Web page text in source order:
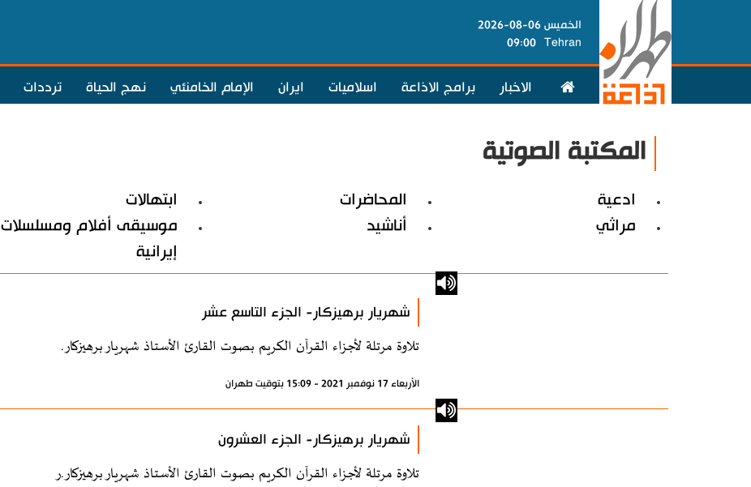
الخميس 06-08-2026
Tehran
09:00
الاخبار برامج الاذاعة اسلاميات ايران الإمام الخامنئي نهج الحياة ترددات
المكتبة الصوتية
ادعية المحاضرات ابتهالات
مراثي
أناشيد
موسيقى أفلام ومسلسلات
إيرانية
شهريار برهيزكار- الجزء التاسع عشر
تلاوة مرتلة لأجزاء القرآن الكريم بصوت القارئ الأستاذ شهريار برهيزكار.
الأربعاء 17 نوفمبر 2021 - 15:09 بتوقيت طهران
شهريار برهيزكار- الجزء العشرون
تلاوة مرتلة لأجزاء القرآن الكريم بصوت القارئ الأستاذ شهريار برهيزكار.ر